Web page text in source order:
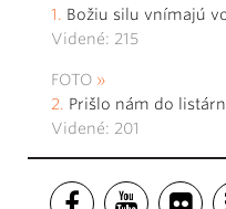
Božiu silu vnímajú
Videné: 215
FOTO
Prišlo nám do
Videné: 201